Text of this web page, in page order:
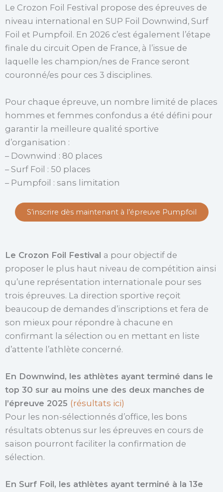
Le Crozon Foil Festival propose des épreuves de
niveau international en SUP Foil Downwind, Surf
Foil et Pumpfoil. En 2026 c’est également l’étape
finale du circuit Open de France, à l’issue de
laquelle les champion/nes de France seront
couronné/es pour ces 3 disciplines.
Pour chaque épreuve, un nombre limité de places
hommes et femmes confondus a été défini pour
garantir la meilleure qualité sportive
d’organisation :
– Downwind : 80 places
– Surf Foil : 50 places
– Pumpfoil : sans limitation
S’inscrire dès maintenant à l’épreuve Pumpfoil
Le Crozon Foil Festival a pour objectif de
proposer le plus haut niveau de compétition ainsi
qu’une représentation internationale pour ses
trois épreuves. La direction sportive reçoit
beaucoup de demandes d’inscriptions et fera de
son mieux pour répondre à chacune en
confirmant la sélection ou en mettant en liste
d’attente l’athlète concerné.
En Downwind, les athlètes ayant terminé dans le
top 30 sur au moins une des deux manches de
l’épreuve 2025 (résultats ici)
Pour les non-sélectionnés d’office, les bons
résultats obtenus sur les épreuves en cours de
saison pourront faciliter la confirmation de
sélection.
En Surf Foil, les athlètes ayant terminé à la 13e